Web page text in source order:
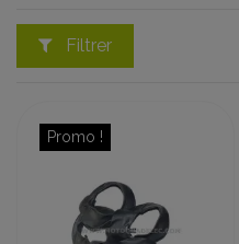
Filtrer
Promo !